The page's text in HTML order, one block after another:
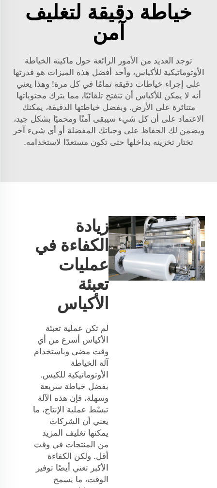
خياطة دقيقة لتغليف
آمن
توجد العديد من الأمور الرائعة حول ماكينة الخياطة
الأوتوماتيكية للأكياس، وأحد أفضل هذه الميزات هو قدرتها
على إجراء خياطات دقيقة تمامًا في كل مرة! وهذا يعني
أنه لا يمكن للأكياس أن تنفتح تلقائيًا، مما يترك محتوياتها
متناثرة على الأرض. وبفضل خياطتها الدقيقة، يمكنك
الاعتماد على أن كل شيء سيبقى آمنًا ومحميًا بشكل جيد،
ويضمن لك الحفاظ على وجباتك المفضلة أو أي شيء آخر
تختار تخزينه بداخلها حتى تكون مستعدًا لاستخدامه.
زيادة
الكفاءة في
عمليات
تعبئة
الأكياس
لم تكن عملية تعبئة
الأكياس أسرع من أي
وقت مضى وباستخدام
آلة الخياطة
الأوتوماتيكية للكيس.
بفضل خياطة سريعة
وسهلة، فإن هذه الآلة
تبسّط عملية الإنتاج، ما
يعني أن الشركات
يمكنها تغليف المزيد
من المنتجات في وقت
أقل. ولكن الكفاءة
الأكبر تعني أيضًا توفير
الوقت، ما يسمح